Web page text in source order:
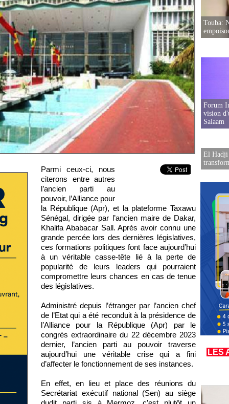
Parmi ceux-ci, nous
citerons entre autres
l’ancien parti au
pouvoir, l’Alliance pour
la République (Apr), et la plateforme Taxawu
Sénégal, dirigée par l’ancien maire de Dakar,
Khalifa Ababacar Sall. Après avoir connu une
grande percée lors des dernières législatives,
ces formations politiques font face aujourd’hui
à un véritable casse-tête lié à la perte de
popularité de leurs leaders qui pourraient
compromettre leurs chances en cas de tenue
des législatives.
Administré depuis l’étranger par l’ancien chef
de l’Etat qui a été reconduit à la présidence de
l’Alliance pour la République (Apr) par le
congrès extraordinaire du 22 décembre 2023
dernier, l’ancien parti au pouvoir traverse
aujourd’hui une véritable crise qui a fini
d’affecter le fonctionnement de ses instances.
En effet, en lieu et place des réunions du
Secrétariat exécutif national (Sen) au siège
Touba:
Forum
vision
Salaam
El Hadji
LES